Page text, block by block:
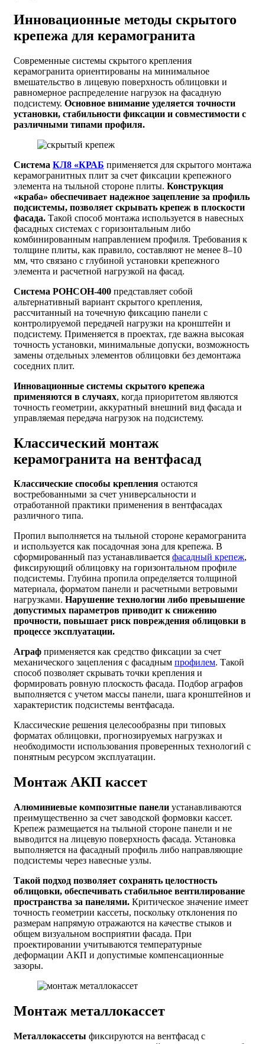
Инновационные методы скрытого
крепежа для керамогранита
Современные системы скрытого крепления
керамогранита ориентированы на минимальное
вмешательство в лицевую поверхность облицовки и
равномерное распределение нагрузок на фасадную
подсистему. Основное внимание уделяется точности
установки, стабильности фиксации и совместимости с
различными типами профиля.
Система КЛ8 «КРАБ применяется для скрытого монтажа
керамогранитных плит за счет фиксации крепежного
элемента на тыльной стороне плиты. Конструкция
«краба» обеспечивает надежное зацепление за профиль
подсистемы, позволяет скрывать крепеж в плоскости
фасада. Такой способ монтажа используется в навесных
фасадных системах с горизонтальным либо
комбинированным направлением профиля. Требования к
толщине плиты, как правило, составляют не менее 8–10
мм, что связано с глубиной установки крепежного
элемента и расчетной нагрузкой на фасад.
Система РОНСОН-400 представляет собой
альтернативный вариант скрытого крепления,
рассчитанный на точечную фиксацию панели с
контролируемой передачей нагрузки на кронштейн и
подсистему. Применяется в проектах, где важна высокая
точность установки, минимальные допуски, возможность
замены отдельных элементов облицовки без демонтажа
соседних плит.
Инновационные системы скрытого крепежа
применяются в случаях, когда приоритетом являются
точность геометрии, аккуратный внешний вид фасада и
управляемая передача нагрузок на подсистему.
Классический монтаж
керамогранита на вентфасад
Классические способы крепления остаются
востребованными за счет универсальности и
отработанной практики применения в вентфасадах
различного типа.
Пропил выполняется на тыльной стороне керамогранита
и используется как посадочная зона для крепежа. В
сформированный паз устанавливается фасадный крепеж,
фиксирующий облицовку на горизонтальном профиле
подсистемы. Глубина пропила определяется толщиной
материала, форматом панели и расчетными ветровыми
нагрузками. Нарушение технологии либо превышение
допустимых параметров приводит к снижению
прочности, повышает риск повреждения облицовки в
процессе эксплуатации.
Аграф применяется как средство фиксации за счет
механического зацепления с фасадным профилем. Такой
способ позволяет скрывать точки крепления и
формировать ровную плоскость фасада. Подбор аграфов
выполняется с учетом массы панели, шага кронштейнов и
характеристик подсистемы вентфасада.
Классические решения целесообразны при типовых
форматах облицовки, прогнозируемых нагрузках и
необходимости использования проверенных технологий с
понятным ресурсом эксплуатации.
Монтаж АКП кассет
Алюминиевые композитные панели устанавливаются
преимущественно за счет заводской формовки кассет.
Крепеж размещается на тыльной стороне панели и не
выводится на лицевую поверхность фасада. Установка
выполняется на фасадный профиль либо направляющие
подсистемы через навесные узлы.
Такой подход позволяет сохранять целостность
облицовки, обеспечивать стабильное вентилирование
пространства за панелями. Критическое значение имеет
точность геометрии кассеты, поскольку отклонения по
размерам напрямую отражаются на качестве стыков и
общем визуальном восприятии фасада. При
проектировании учитываются температурные
деформации АКП и допустимые компенсационные
зазоры.
Монтаж металлокассет
Металлокассеты фиксируются на вентфасад с